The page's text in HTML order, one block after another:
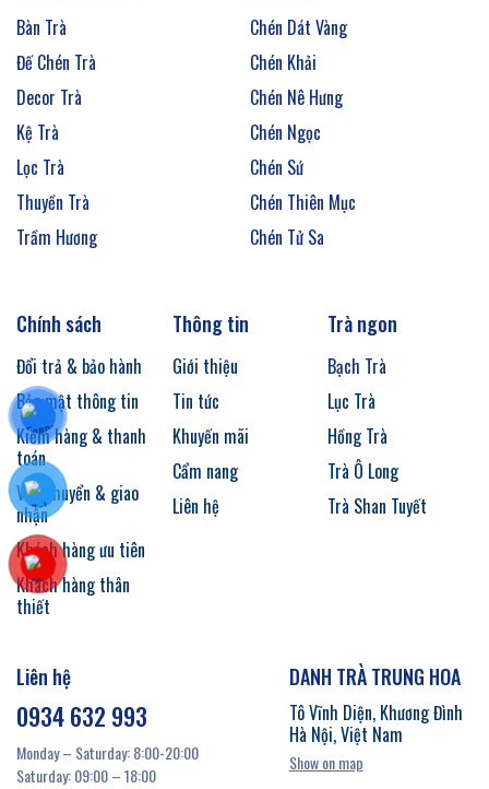
Bàn Trà
Đế Chén Trà
Decor Trà
Kệ Trà
Lọc Trà
Thuyền Trà
Trầm Hương
Chén Dát Vàng
Chén Khải
Chén Nê Hưng
Chén Ngọc
Chén Sứ
Chén Thiên Mục
Chén Tử Sa
Chính sách
Đổi trả & bảo hành
Bảo mật thông tin
Kiểm hàng & thanh
toán
Vận chuyển & giao
nhận
Khách hàng ưu tiên
Khách hàng thân
thiết
Thông tin
Giới thiệu
Tin tức
Khuyến mãi
Cẩm nang
Liên hệ
Trà ngon
Bạch Trà
Lục Trà
Hồng Trà
Trà Ô Long
Trà Shan Tuyết
Liên hệ
0934 632 993
Monday – Saturday: 8:00-20:00
Saturday: 09:00 – 18:00
DANH TRÀ TRUNG HOA
Tô Vĩnh Diện, Khương Đình
Hà Nội, Việt Nam
Show on map